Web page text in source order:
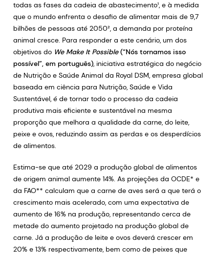
todas as fases da cadeia de abastecimento¹, e à medida
que o mundo enfrenta o desafio de alimentar mais de 9,7
bilhões de pessoas até 2050², a demanda por proteína
animal cresce. Para responder a este cenário, um dos
objetivos do We Make It Possible(“Nós tornamos isso
possível”, em português), iniciativa estratégica do negócio
de Nutrição e Saúde Animal da Royal DSM, empresa global
baseada em ciência para Nutrição, Saúde e Vida
Sustentável, é de tornar todo o processo da cadeia
produtiva mais eficiente e sustentável na mesma
proporção que melhora a qualidade da carne, do leite,
peixe e ovos, reduzindo assim as perdas e os desperdícios
de alimentos.
Estima-se que até 2029 a produção global de alimentos
de origem animal aumente 14%. As projeções da OCDE* e
da FAO** calculam que a carne de aves será a que terá o
crescimento mais acelerado, com uma expectativa de
aumento de 16% na produção, representando cerca de
metade do aumento projetado na produção global de
carne. Já a produção de leite e ovos deverá crescer em
20% e 13% respectivamente, bem como de peixes que